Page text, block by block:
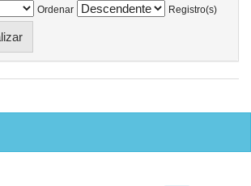
Ordenar
Registro(s)